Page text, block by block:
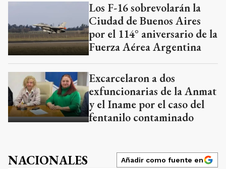
Los F-16 sobrevolarán la
Ciudad de Buenos Aires
por el 114° aniversario de la
Fuerza Aérea Argentina
Excarcelaron a dos
exfuncionarias de la Anmat
y el Iname por el caso del
fentanilo contaminado
NACIONALES Añadir como fuente en